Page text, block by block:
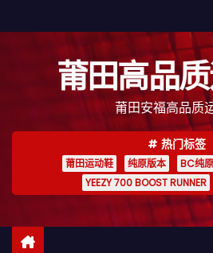
至
莆田高品
莆田安福高品质
热门标签
莆田运动鞋 纯原版本 BC纯
YEEZY 700 BOOST RUNNER